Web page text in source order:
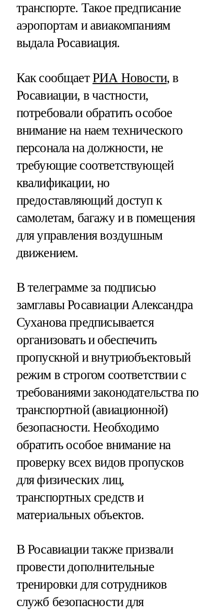
транспорте. Такое предписание
аэропортам и авиакомпаниям
выдала Росавиация.
Как сообщаетРИА Новости, в
Росавиации, в частности,
потребовали обратить особое
внимание на наем технического
персонала на должности, не
требующие соответствующей
квалификации, но
предоставляющий доступ к
самолетам, багажу и в помещения
для управления воздушным
движением.
В телеграмме за подписью
замглавы Росавиации Александра
Суханова предписывается
организовать и обеспечить
пропускной и внутриобъектовый
режим в строгом соответствии с
требованиями законодательства по
транспортной (авиационной)
безопасности. Необходимо
обратить особое внимание на
проверку всех видов пропусков
для физических лиц,
транспортных средств и
материальных объектов.
В Росавиации также призвали
провести дополнительные
тренировки для сотрудников
служб безопасности для